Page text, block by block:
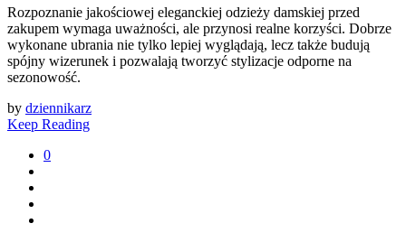
Rozpoznanie jakościowej eleganckiej odzieży damskiej przed
zakupem wymaga uważności, ale przynosi realne korzyści. Dobrze
wykonane ubrania nie tylko lepiej wyglądają, lecz także budują
spójny wizerunek i pozwalają tworzyć stylizacje odporne na
sezonowość.
by dziennikarz
Keep Reading
0